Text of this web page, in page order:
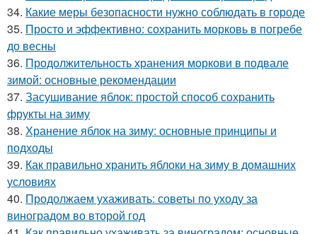
34. Какие меры безопасности нужно соблюдать в городе
35. Просто и эффективно: сохранить морковь в погребе
до весны
36. Продолжительность хранения моркови в подвале
зимой: основные рекомендации
37. Засушивание яблок: простой способ сохранить
фрукты на зиму
38. Хранение яблок на зиму: основные принципы и
подходы
39. Как правильно хранить яблоки на зиму в домашних
условиях
40. Продолжаем ухаживать: советы по уходу за
виноградом во второй год